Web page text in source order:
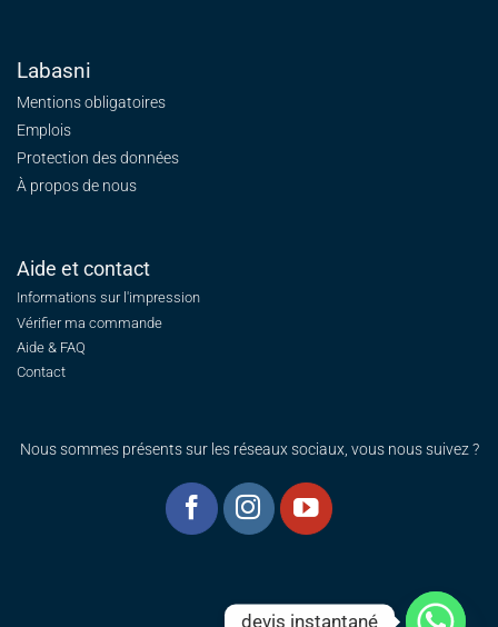
Labasni
Mentions obligatoires
Emplois
Protection des données
À propos de nous
Aide et contact
Informations sur l'impression
Vérifier ma commande
Aide & FAQ
Contact
Nous sommes présents sur les réseaux sociaux, vous nous suivez ?
devis instantané